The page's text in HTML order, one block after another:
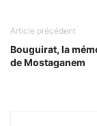
Article précédent
Bouguirat, la
de Mostaganem